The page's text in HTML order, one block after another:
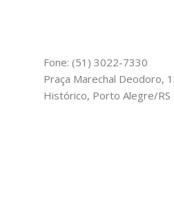
Fone: (51) 3022-7330
Praça Marechal Deodoro,
Histórico, Porto Alegre/RS